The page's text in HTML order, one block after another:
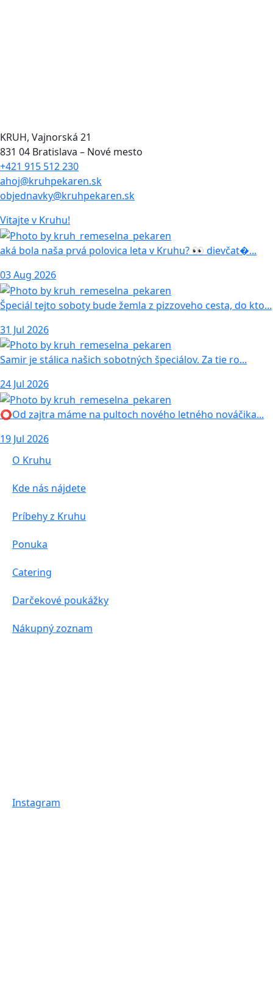
KRUH, Vajnorská 21
831 04 Bratislava – Nové mesto
+421 915 512 230
ahoj@kruhpekaren.sk
objednavky@kruhpekaren.sk
Vitajtev Kruhu!
aká bola naša prvá polovica leta v Kruhu? 👀 dievčat�...
03 Aug 2026
Špeciál tejto soboty bude žemla z pizzoveho cesta, do kto...
31 Jul 2026
Samir je stálica našich sobotných špeciálov. Za tie ro...
24 Jul 2026
⭕️Od zajtra máme na pultoch nového letného nováčika...
19 Jul 2026
O Kruhu
Kde nás nájdete
Príbehy z Kruhu
Ponuka
Catering
Darčekové poukážky
Nákupný zoznam
Instagram